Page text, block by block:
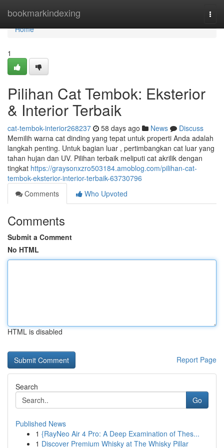
bookmarkindexing
Home
Home
1
Pilihan Cat Tembok: Eksterior
& Interior Terbaik
cat-tembok-interior268237 58 days ago News
Discuss
Memilih warna cat dinding yang tepat untuk properti Anda adalah
langkah penting. Untuk bagian luar , pertimbangkan cat luar yang
tahan hujan dan UV. Pilihan terbaik meliputi cat akrilik dengan
tingkat https://graysonxzro503184.amoblog.com/pilihan-cat-
tembok-eksterior-interior-terbaik-63730796
Comments
Who Upvoted
Comments
Submit a Comment
No HTML
HTML is disabled
Report Page
Search
Go
Published News
1 {RayNeo Air 4 Pro: A Deep Examination of Thes...
1 Discover Premium Whisky at The Whisky Pillar